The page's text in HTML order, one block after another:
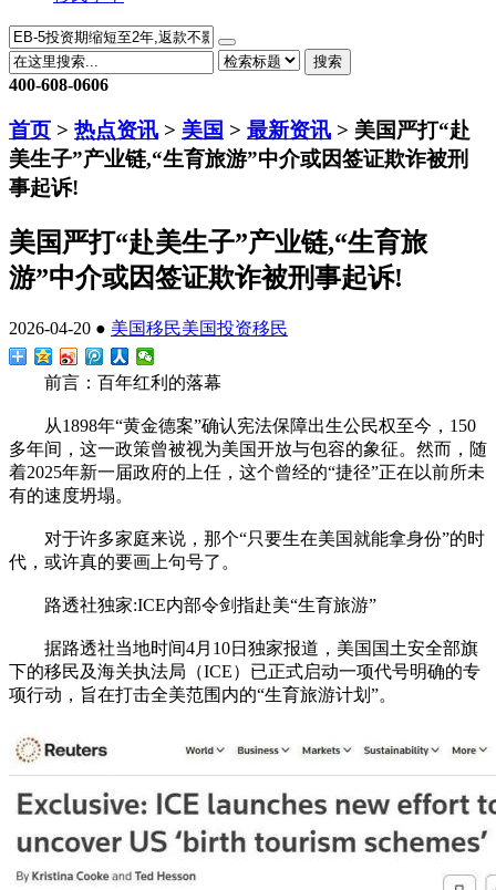
搜索
400-608-0606
首页 > 热点资讯 > 美国 > 最新资讯 > 美国严打“赴
美生子”产业链,“生育旅游”中介或因签证欺诈被刑
事起诉!
美国严打“赴美生子”产业链,“生育旅
游”中介或因签证欺诈被刑事起诉!
2026-04-20 ● 美国移民美国投资移民
前言：百年红利的落幕
从1898年“黄金德案”确认宪法保障出生公民权至今，150
多年间，这一政策曾被视为美国开放与包容的象征。然而，随
着2025年新一届政府的上任，这个曾经的“捷径”正在以前所未
有的速度坍塌。
对于许多家庭来说，那个“只要生在美国就能拿身份”的时
代，或许真的要画上句号了。
路透社独家:ICE内部令剑指赴美“生育旅游”
据路透社当地时间4月10日独家报道，美国国土安全部旗
下的移民及海关执法局（ICE）已正式启动一项代号明确的专
项行动，旨在打击全美范围内的“生育旅游计划”。